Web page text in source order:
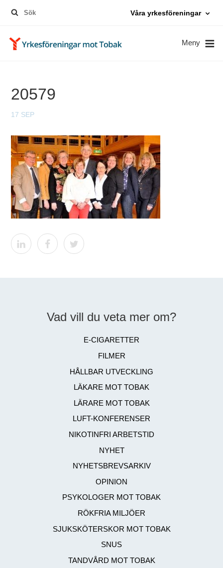
Sök
Våra yrkesföreningar
Meny
20579
17 SEP
Vad vill du veta mer om?
E-CIGARETTER
FILMER
HÅLLBAR UTVECKLING
LÄKARE MOT TOBAK
LÄRARE MOT TOBAK
LUFT-KONFERENSER
NIKOTINFRI ARBETSTID
NYHET
NYHETSBREVSARKIV
OPINION
PSYKOLOGER MOT TOBAK
RÖKFRIA MILJÖER
SJUKSKÖTERSKOR MOT TOBAK
SNUS
TANDVÅRD MOT TOBAK